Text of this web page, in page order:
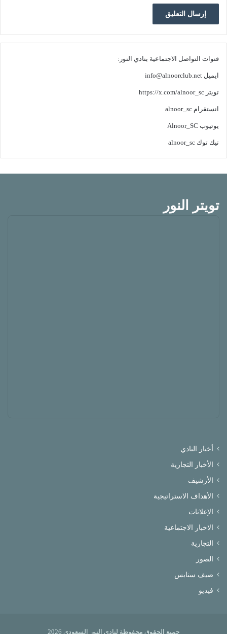
قنوات التواصل الاجتماعية بنادي النور:
ايميل info@alnoorclub.net
تويتر https://x.com/alnoor_sc
انستقرام alnoor_sc
يوتيوب Alnoor_SC
تيك توك alnoor_sc
تويتر النور
أخبار النادي
الأخبار التجارية
الأرشيف
الأهداف الاستراتيجية
الإعلانات
الاخبار الاجتماعية
التجارية
الصور
صيف سنابس
فيديو
جميع الحقوق محفوظة لنادي النور السعودي 2026